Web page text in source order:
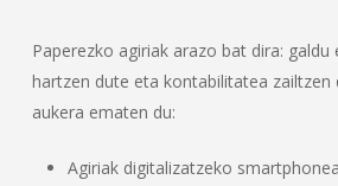
Paperezko agiriak arazo bat dira: galdu
hartzen dute eta kontabilitatea zailtzen
aukera ematen du:
Agiriak digitalizatzeko